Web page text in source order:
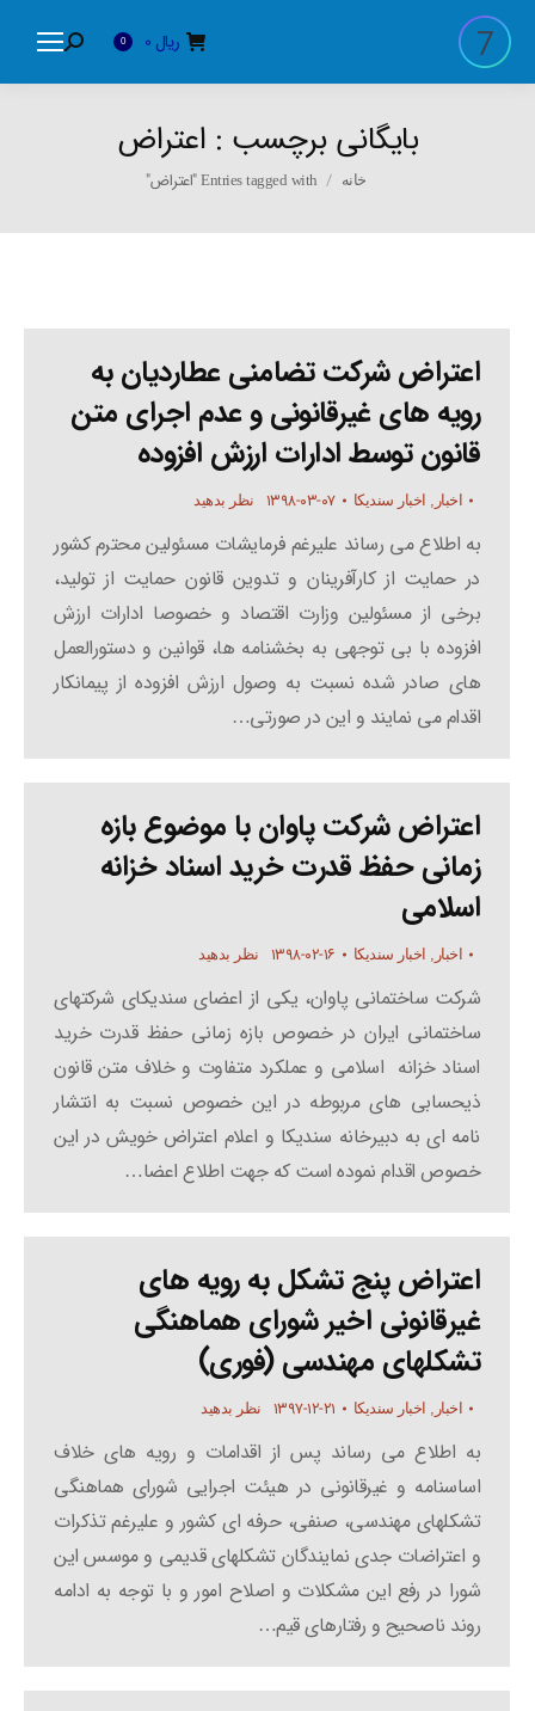
ریال 0
Search:
بایگانی برچسب : اعتراض
You are here:
خانه Entries tagged with "اعتراض"
اعتراض شرکت تضامنی عطاردیان به
رویه های غیرقانونی و عدم اجرای متن
قانون توسط ادارات ارزش افزوده
اخبار , اخبار سندیکا ۱۳۹۸-۰۳-۰۷ نظر بدهید
به اطلاع می رساند علیرغم فرمایشات مسئولین محترم کشور
در حمایت از کارآفرینان و تدوین قانون حمایت از تولید،
برخی از مسئولین وزارت اقتصاد و خصوصا ادارات ارزش
افزوده با بی توجهی به بخشنامه ها، قوانین و دستورالعمل
های صادر شده نسبت به وصول ارزش افزوده از پیمانکار
اقدام می نمایند و این در صورتی…
اعتراض شرکت پاوان با موضوع بازه
زمانی حفظ قدرت خرید اسناد خزانه
اسلامی
اخبار , اخبار سندیکا ۱۳۹۸-۰۲-۱۶ نظر بدهید
شرکت ساختمانی پاوان، یکی از اعضای سندیکای شرکتهای
ساختمانی ایران در خصوص بازه زمانی حفظ قدرت خرید
اسناد خزانه اسلامی و عملکرد متفاوت و خلاف متن قانون
ذیحسابی های مربوطه در این خصوص نسبت به انتشار
نامه ای به دبیرخانه سندیکا و اعلام اعتراض خویش در این
خصوص اقدام نموده است که جهت اطلاع اعضا…
اعتراض پنج تشکل به رویه های
غیرقانونی اخیر شورای هماهنگی
تشکلهای مهندسی (فوری)
اخبار , اخبار سندیکا ۱۳۹۷-۱۲-۲۱ نظر بدهید
به اطلاع می رساند پس از اقدامات و رویه های خلاف
اساسنامه و غیرقانونی در هیئت اجرایی شورای هماهنگی
تشکلهای مهندسی، صنفی، حرفه ای کشور و علیرغم تذکرات
و اعتراضات جدی نمایندگان تشکلهای قدیمی و موسس این
شورا در رفع این مشکلات و اصلاح امور و با توجه به ادامه
روند ناصحیح و رفتارهای قیم…